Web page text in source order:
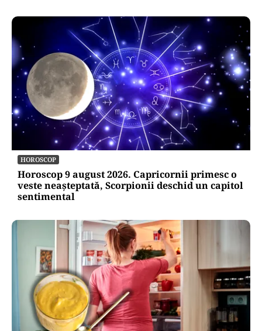
HOROSCOP
Horoscop 9 august 2026. Capricornii primesc o
veste neașteptată, Scorpionii deschid un capitol
sentimental